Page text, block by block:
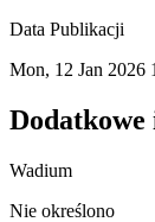
Data Publikacji
Mon, 12 Jan 2026
Wadium
Nie określono